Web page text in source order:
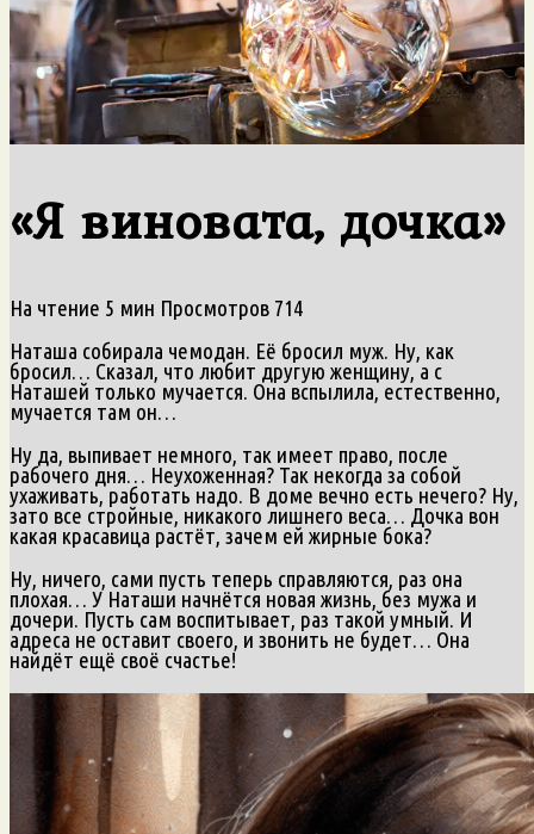
«Я виновата, дочка»
На чтение 5 мин Просмотров 714
Наташа собирала чемодан. Её бросил муж. Ну, как
бросил… Сказал, что любит другую женщину, а с
Наташей только мучается. Она вспылила, естественно,
мучается там он…
Ну да, выпивает немного, так имеет право, после
рабочего дня… Неухоженная? Так некогда за собой
ухаживать, работать надо. В доме вечно есть нечего? Ну,
зато все стройные, никакого лишнего веса… Дочка вон
какая красавица растёт, зачем ей жирные бока?
Ну, ничего, сами пусть теперь справляются, раз она
плохая… У Наташи начнётся новая жизнь, без мужа и
дочери. Пусть сам воспитывает, раз такой умный. И
адреса не оставит своего, и звонить не будет… Она
найдёт ещё своё счастье!